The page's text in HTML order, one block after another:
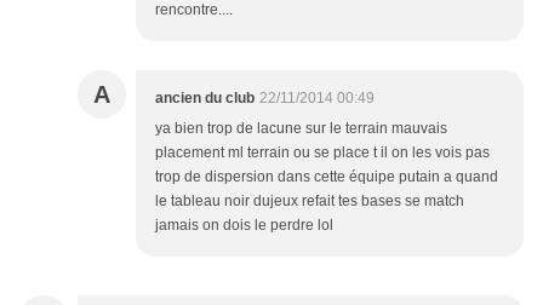
rencontre....
A ancien du club 22/11/2014 00:49
ya bien trop de lacune sur le terrain mauvais
placement ml terrain ou se place t il on les vois pas
trop de dispersion dans cette équipe putain a quand
le tableau noir dujeux refait tes bases se match
jamais on dois le perdre lol